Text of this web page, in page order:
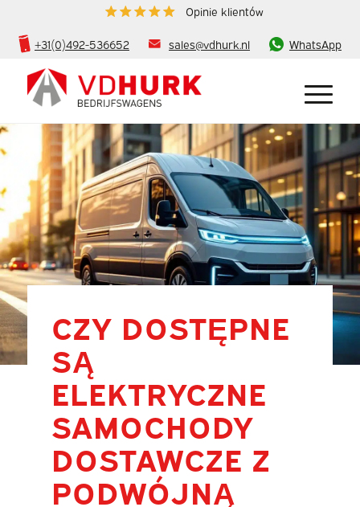
Opinie klientów
+31(0)492-536652 sales@vdhurk.nl WhatsApp
CZY DOSTĘPNE
SĄ
ELEKTRYCZNE
SAMOCHODY
DOSTAWCZE Z
PODWÓJNĄ